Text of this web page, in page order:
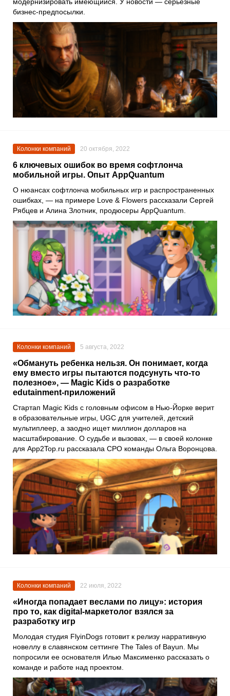
бизнес-предпосылки.
Колонки компаний 20 октября, 2022
6 ключевых ошибок во время софтлонча
мобильной игры. Опыт AppQuantum
О нюансах софтлонча мобильных игр и распространенных
ошибках, — на примере Love & Flowers рассказали Сергей
Рябцев и Алина Злотник , продюсеры AppQuantum
Колонки компаний 5 августа, 2022
«Обмануть ребенка нельзя. Он понимает, когда
ему вместо игры пытаются подсунуть что-то
полезное», — Magic Kids о разработке
edutainment-приложений
Стартап Magic Kids с головным офисом в Нью-Йорке верит
в образовательные игры, UGC для учителей, детский
мультиплеер, а заодно ищет миллион долларов на
масштабирование. О судьбе и вызовах, — в своей колонке
для App2Top.ru рассказала CPO команды Ольга Воронцова.
Колонки компаний 22 июля, 2022
«Иногда попадает веслами по лицу»: история
про то, как digital-маркетолог взялся за
разработку игр
Молодая студия FlyinDogs готовит к релизу нарративную
новеллу в славянском сеттинге The Tales of Bayun . Мы
попросили ее основателя Илью Максименко рассказать о
команде и работе над проектом.